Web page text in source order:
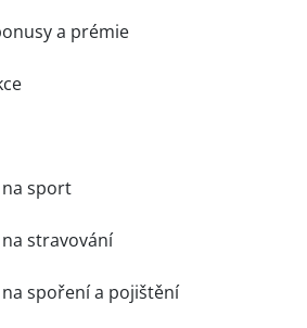
a prémie
sport
stravování
spoření a pojištění